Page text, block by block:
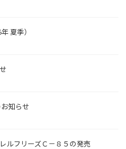
夏季）
知らせ
ルフリーズＣ－８５の発売